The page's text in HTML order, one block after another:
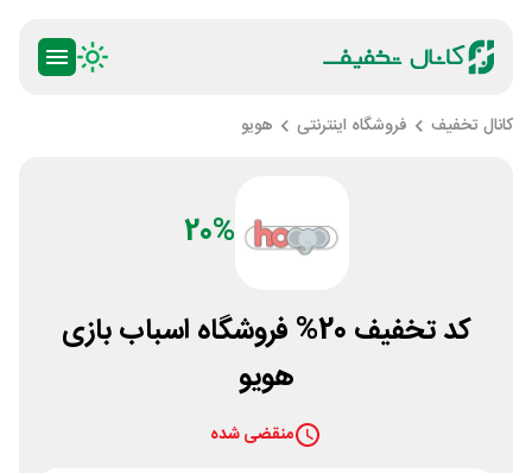
کانال تخفیف فروشگاه اینترنتی هویو
20%
کد تخفیف 20% فروشگاه اسباب بازی
هویو
منقضی شده